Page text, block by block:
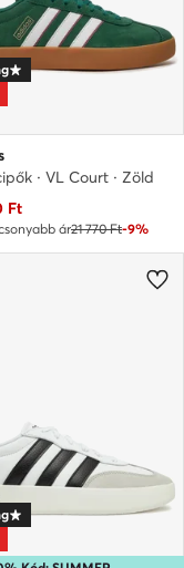
· VL Court · Zöld
ár
Ft
ár21 770 Ft-9%